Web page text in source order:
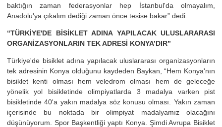
baktığın zaman federasyonlar hep İstanbul'da olmayalım,
Anadolu'ya çıkalım dediği zaman önce tesise bakar” dedi.
“TÜRKİYE'DE BİSİKLET ADINA YAPILACAK ULUSLARARASI
ORGANİZASYONLARIN TEK ADRESİ KONYA’DIR”
Türkiye'de bisiklet adına yapılacak uluslararası organizasyonların
tek adresinin Konya olduğunu kaydeden Baykan, “Hem Konya'nın
bisiklet kenti olması hem veledrom olması hem de geleceğe
yönelik yol bisikletinde olimpiyatlarda 3 madalya varken pist
bisikletinde 40'a yakın madalya söz konusu olması. Yakın zaman
içerisinde bu noktada bir olimpiyat madalyamız olacağını
düşünüyorum. Spor Başkentliği yaptı Konya. Şimdi Avrupa Bisiklet